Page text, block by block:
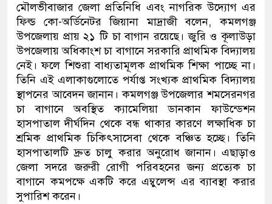
মৌলভীবাজার জেলা প্রতিনিধি এবং নাগরিক উদ্যোগ এর
ফিল্ড কো-অর্ডিনেটর জিয়ানা মাদ্রাজী বলেন, কমলগঞ্জ
উপজেলায় প্রায় ২১ টি চা বাগান রয়েছে। জুরি ও কূলাউড়া
উপজেলায় অধিকাংশ চা বাগানে সরকারি প্রাথমিক বিদ্যালয়
নেই। ফলে শিশুরা বাধ্যতামূলক প্রাথমিক শিক্ষা পাচ্ছে না।
তিনি এই এলাকাগুলোতে পর্যাপ্ত সংখ্যক প্রাথমিক বিদ্যালয়
স্থাপনের আবেদন জানান। কমলগঞ্জ উপজেলার শমসেরনগর
চা বাগানে অবস্থিত ক্যামেলিয়া ডানকান ফাউন্ডেশন
হাসপাতাল দীর্ঘদিন থেকে বন্ধ থাকার কারণে লক্ষাধিক চা
শ্রমিক প্রাথমিক চিকিৎসাসেবা থেকে বঞ্চিত হচ্ছে। তিনি
হাসপাতালটি দ্রুত চালু করার অনুরোধ জানান। এছাড়াও
জেলা সদরে জরুরী রোগী পরিবহনের জন্য প্রত্যেক চা
বাগানে কমপক্ষে একটি করে এম্বুলেন্স এর ব্যাবস্থা করার
সুপারিশ করেন।